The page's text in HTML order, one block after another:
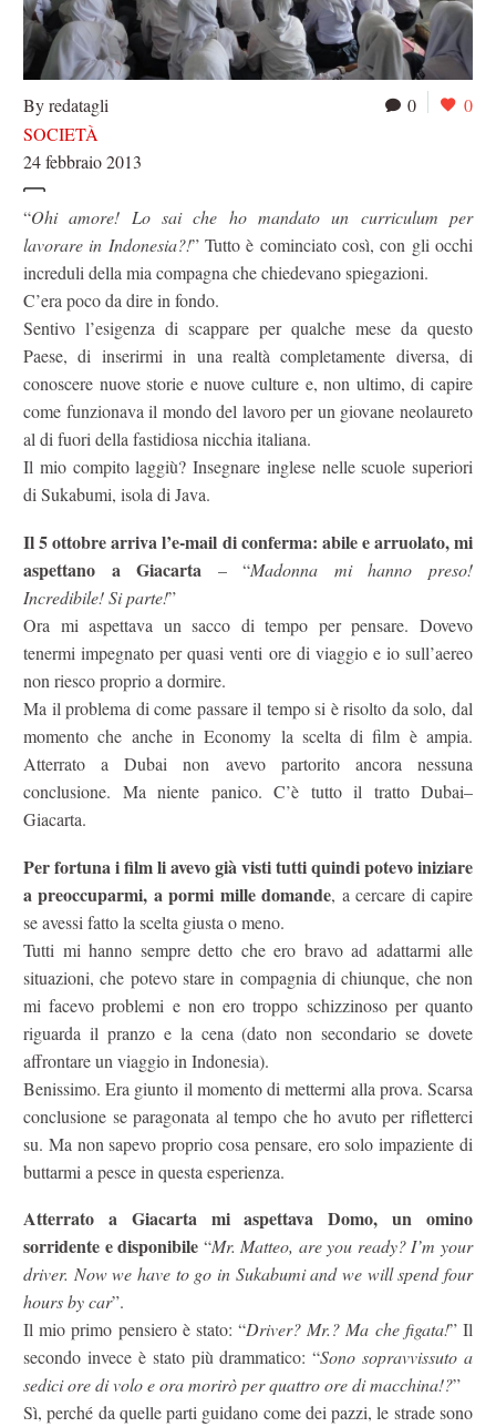
0 0
By redatagli
SOCIETÀ
24 febbraio 2013
“Ohi amore! Lo sai che ho mandato un curriculum per
lavorare in Indonesia?!” Tutto è cominciato così, con gli occhi
increduli della mia compagna che chiedevano spiegazioni.
C’era poco da dire in fondo.
Sentivo l’esigenza di scappare per qualche mese da questo
Paese, di inserirmi in una realtà completamente diversa, di
conoscere nuove storie e nuove culture e, non ultimo, di capire
come funzionava il mondo del lavoro per un giovane neolaureto
al di fuori della fastidiosa nicchia italiana.
Il mio compito laggiù? Insegnare inglese nelle scuole superiori
di Sukabumi, isola di Java.
Il 5 ottobre arriva l’e-mail di conferma: abile e arruolato, mi
aspettano a Giacarta – “Madonna mi hanno preso!
Incredibile! Si parte!”
Ora mi aspettava un sacco di tempo per pensare. Dovevo
tenermi impegnato per quasi venti ore di viaggio e io sull’aereo
non riesco proprio a dormire.
Ma il problema di come passare il tempo si è risolto da solo, dal
momento che anche in Economy la scelta di film è ampia.
Atterrato a Dubai non avevo partorito ancora nessuna
conclusione. Ma niente panico. C’è tutto il tratto Dubai–
Giacarta.
Per fortuna i film li avevo già visti tutti quindi potevo iniziare
a preoccuparmi, a pormi mille domande, a cercare di capire
se avessi fatto la scelta giusta o meno.
Tutti mi hanno sempre detto che ero bravo ad adattarmi alle
situazioni, che potevo stare in compagnia di chiunque, che non
mi facevo problemi e non ero troppo schizzinoso per quanto
riguarda il pranzo e la cena (dato non secondario se dovete
affrontare un viaggio in Indonesia).
Benissimo. Era giunto il momento di mettermi alla prova. Scarsa
conclusione se paragonata al tempo che ho avuto per rifletterci
su. Ma non sapevo proprio cosa pensare, ero solo impaziente di
buttarmi a pesce in questa esperienza.
Atterrato a Giacarta mi aspettava Domo, un omino
sorridente e disponibile “Mr. Matteo, are you ready? I’m your
driver. Now we have to go in Sukabumi and we will spend four
hours by car”.
Il mio primo pensiero è stato: “Driver? Mr.? Ma che figata!” Il
secondo invece è stato più drammatico: “Sono sopravvissuto a
sedici ore di volo e ora morirò per quattro ore di macchina!?”
Sì, perché da quelle parti guidano come dei pazzi, le strade sono